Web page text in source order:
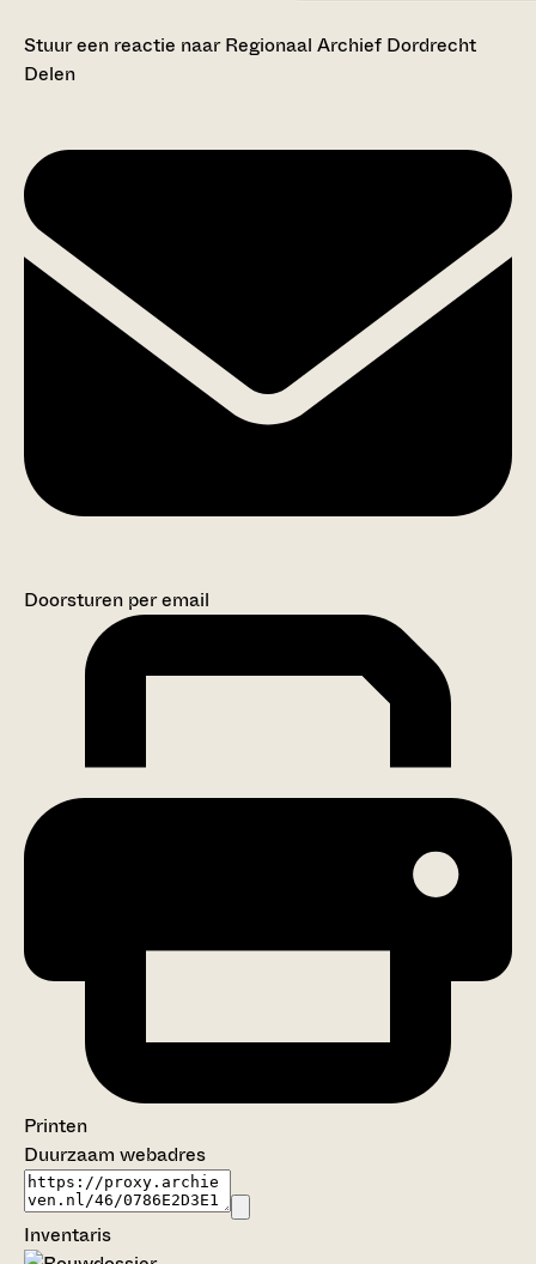
Stuur een reactie naar Regionaal Archief Dordrecht
Delen
Doorsturen per email
Printen
Duurzaam webadres
Inventaris